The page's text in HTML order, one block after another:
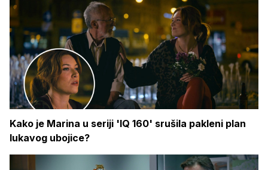
Kako je Marina u seriji 'IQ 160' srušila pakleni plan
lukavog ubojice?